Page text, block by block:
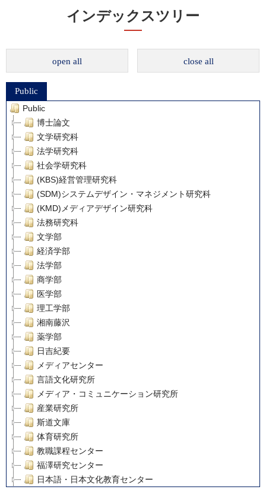
インデックスツリー
open all close all
Public
Public
博士論文
文学研究科
法学研究科
社会学研究科
(KBS)経営管理研究科
(SDM)システムデザイン・マネジメント研究科
(KMD)メディアデザイン研究科
法務研究科
文学部
経済学部
法学部
商学部
医学部
理工学部
湘南藤沢
薬学部
日吉紀要
メディアセンター
言語文化研究所
メディア・コミュニケーション研究所
産業研究所
斯道文庫
体育研究所
教職課程センター
福澤研究センター
日本語・日本文化教育センター